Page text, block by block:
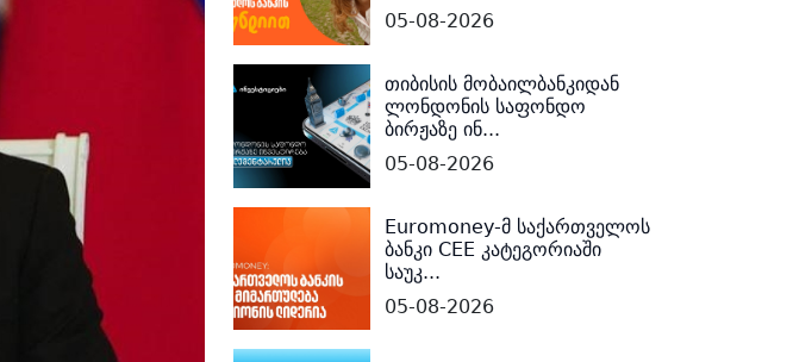
05-08-2026
თიბისის მობაილბანკიდან
ლონდონის საფონდო
ბირჟაზე ინ...
05-08-2026
Euromoney-მ საქართველოს
ბანკი CEE კატეგორიაში
საუკ...
05-08-2026